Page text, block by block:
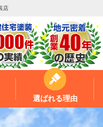
店
選ばれる理由